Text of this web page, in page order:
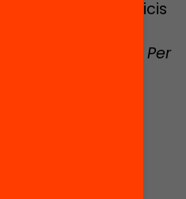
com els prejudicis
docents de
de la campanya Per
que alguns
han escoltat al
“no arribarà
o “no